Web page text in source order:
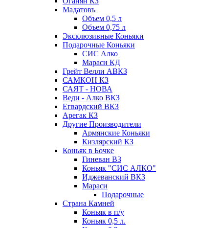
Мадатовъ
Объем 0,5 л
Объем 0,75 л
Эксклюзивные Коньяки
Подарочные Коньяки
СИС Алко
Мараси КД
Грейт Велли АВКЗ
САМКОН КЗ
САЯТ - НОВА
Веди - Алко ВКЗ
Егвардский ВКЗ
Арегак КЗ
Другие Производители
Армянские Коньяки
Кизлярский КЗ
Коньяк в Бочке
Гиневан ВЗ
Коньяк "СИС АЛКО"
Иджеванский ВКЗ
Мараси
Подарочные
Страна Камней
Коньяк в п/у
Коньяк 0,5 л.